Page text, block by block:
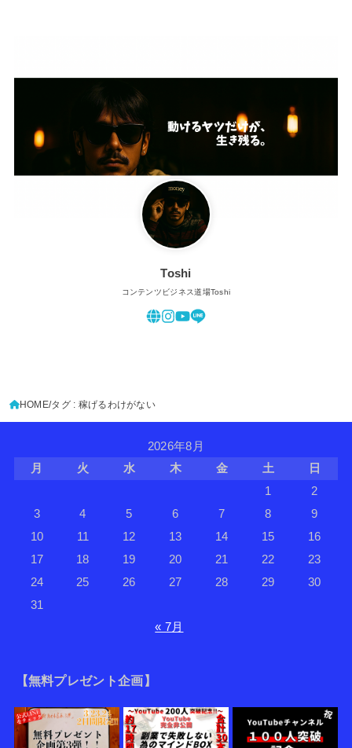
Toshi
コンテンツビジネス道場Toshi
HOME タグ : 稼げるわけがない
2026年8月
月
火 水 木 金 土
日
1
2
3
4 5 6 7 8
9
10
11 12 13 14 15
16
17
18 19 20 21 22
23
24
25 26 27 28 29
30
31
« 7月
【無料プレゼント企画】